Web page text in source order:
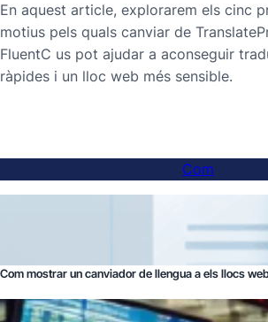
En aquest article, explorarem els cinc
motius pels quals canviar de
FluentC us pot ajudar a aconseguir
ràpides i un lloc web més sensible.
Com
Com mostrar un canviador de llengua a els llocs